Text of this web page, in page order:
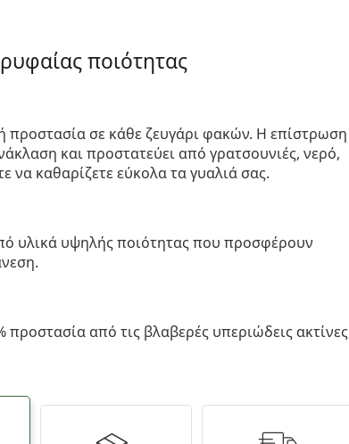
ποιότητας
προστασία σε κάθε ζευγάρι φακών. Η επίστρωση
και προστατεύει από γρατσουνιές, νερό,
να καθαρίζετε εύκολα τα γυαλιά σας.
υλικά υψηλής ποιότητας που προσφέρουν
από τις βλαβερές υπεριώδεις ακτίνες